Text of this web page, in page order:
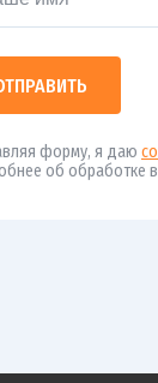
форму, я даю
об обработке в